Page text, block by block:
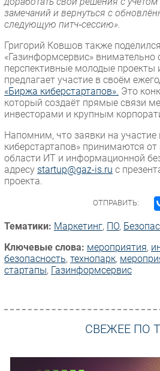
замечаний и вернуться с
следующую питч‑сессию».
Григорий Ковшов также
«Газинформсервис» внимательно
перспективные молодые проекты
предлагает участие в своём
«Биржа киберстартапов». Это
который создаёт прямые связи
инвесторами и крупным
Напомним, что заявки на участие
киберстартапов» принимаются от
области ИТ и информационной
адресу startup@gaz-is.ru с
проекта.
ОТПРАВИТЬ:
Тематики: Маркетинг, ПО,
Ключевые слова: мероприятия,
безопасность, технопарк,
стартапы, Газинформсервис
СВЕЖЕЕ ПО